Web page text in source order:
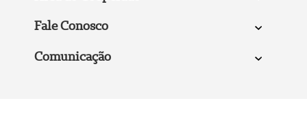
Fale Conosco
Comunicação